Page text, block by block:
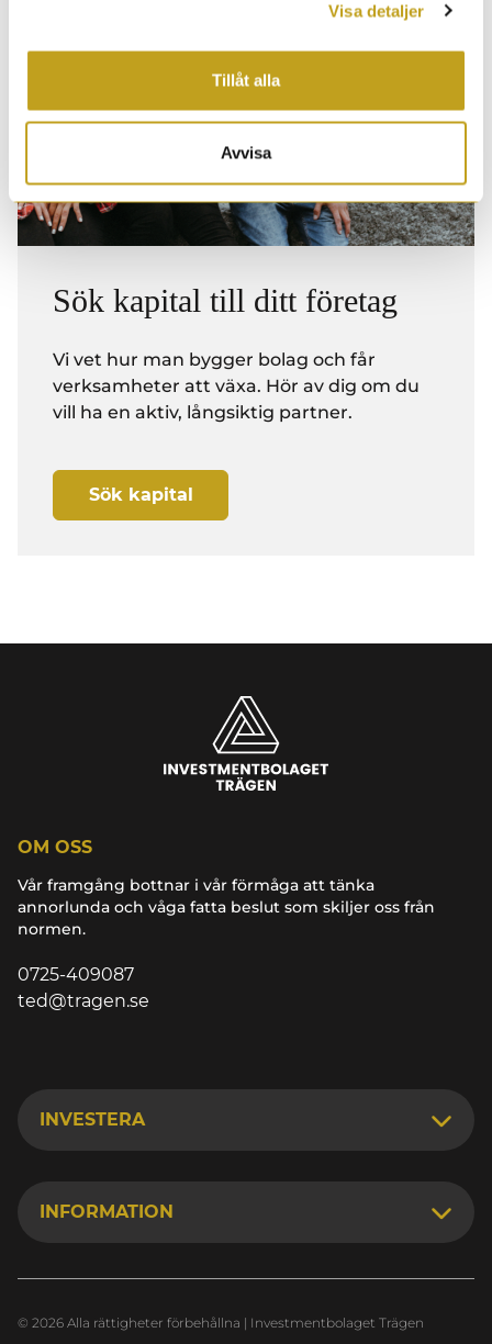
Visa detaljer
Tillåt alla
Avvisa
Sök kapital till ditt företag
Vi vet hur man bygger bolag och får
verksamheter att växa. Hör av dig om du
vill ha en aktiv, långsiktig partner.
Sök kapital
OM OSS
Vår framgång bottnar i vår förmåga att tänka
annorlunda och våga fatta beslut som skiljer oss från
normen.
0725-409087
ted@tragen.se
INVESTERA
INFORMATION
© 2026 Alla rättigheter förbehållna | Investmentbolaget Trägen